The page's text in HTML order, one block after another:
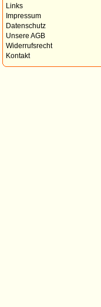
Links
Impressum
Datenschutz
Unsere AGB
Widerrufsrecht
Kontakt